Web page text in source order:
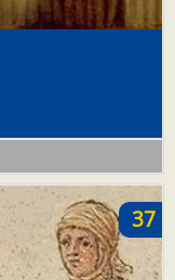
37